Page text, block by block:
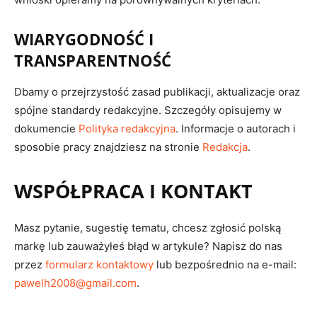
WIARYGODNOŚĆ I
TRANSPARENTNOŚĆ
Dbamy o przejrzystość zasad publikacji, aktualizacje oraz
spójne standardy redakcyjne. Szczegóły opisujemy w
dokumencie Polityka redakcyjna. Informacje o autorach i
sposobie pracy znajdziesz na stronie Redakcja.
WSPÓŁPRACA I KONTAKT
Masz pytanie, sugestię tematu, chcesz zgłosić polską
markę lub zauważyłeś błąd w artykule? Napisz do nas
przez formularz kontaktowy lub bezpośrednio na e-mail:
pawelh2008@gmail.com.